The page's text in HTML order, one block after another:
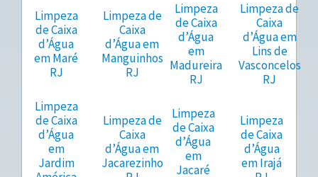
Limpeza
de Caixa
d’Água
em Maré
RJ
Limpeza de
Caixa
d’Água em
Manguinhos
RJ
Limpeza
de Caixa
d’Água
em
Madureira
RJ
Limpeza de
Caixa
d’Água em
Lins de
Vasconcelos
RJ
Limpeza
de Caixa
d’Água
em
Jardim
Limpeza de
Caixa
d’Água em
Jacarezinho
Limpeza
de Caixa
d’Água
em
Jacaré
Limpeza
de Caixa
d’Água
em Irajá